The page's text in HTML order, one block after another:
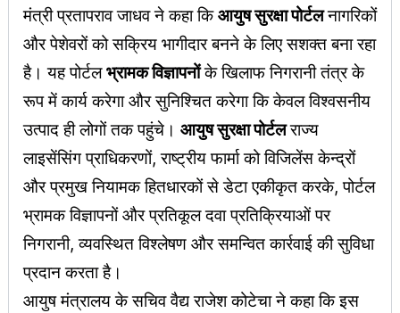
मंत्री प्रतापराव जाधव ने कहा किआयुष सुरक्षा पोर्टलनागरिकों
और पेशेवरों को सक्रिय भागीदार बनने के लिए सशक्त बना रहा
है। यह पोर्टलभ्रामक विज्ञापनोंके खिलाफ निगरानी तंत्र के
रूप में कार्य करेगा और सुनिश्चित करेगा कि केवल विश्वसनीय
उत्पाद ही लोगों तक पहुंचे। आयुष सुरक्षा पोर्टलराज्य
लाइसेंसिंग प्राधिकरणों, राष्ट्रीय फार्मा को विजिलेंस केन्द्रों
और प्रमुख नियामक हितधारकों से डेटा एकीकृत करके, पोर्टल
भ्रामक विज्ञापनों और प्रतिकूल दवा प्रतिक्रियाओं पर
निगरानी, व्यवस्थित विश्लेषण और समन्वित कार्रवाई की सुविधा
प्रदान करता है।
आयुष मंत्रालय के सचिव वैद्य राजेश कोटेचा ने कहा कि इस